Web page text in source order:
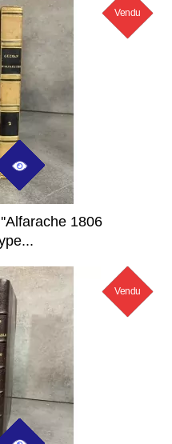
Vendu
Nouveau
1806
Vendu
Nouveau